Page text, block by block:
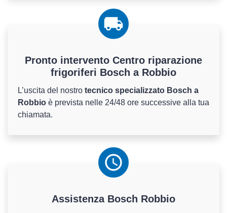
Pronto intervento Centro riparazione
frigoriferi Bosch a Robbio
L’uscita del nostro tecnico specializzato Bosch a
Robbio è prevista nelle 24/48 ore successive alla tua
chiamata.
Assistenza Bosch Robbio